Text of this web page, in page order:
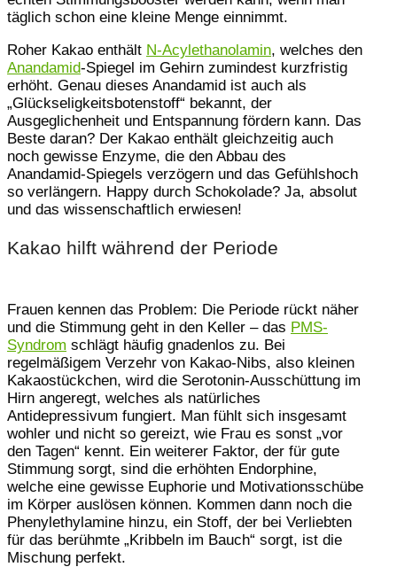
täglich schon eine kleine Menge einnimmt.
Roher Kakao enthält N-Acylethanolamin, welches den
Anandamid-Spiegel im Gehirn zumindest kurzfristig
erhöht. Genau dieses Anandamid ist auch als
„Glückseligkeitsbotenstoff“ bekannt, der
Ausgeglichenheit und Entspannung fördern kann. Das
Beste daran? Der Kakao enthält gleichzeitig auch
noch gewisse Enzyme, die den Abbau des
Anandamid-Spiegels verzögern und das Gefühlshoch
so verlängern. Happy durch Schokolade? Ja, absolut
und das wissenschaftlich erwiesen!
Kakao hilft während der Periode
Frauen kennen das Problem: Die Periode rückt näher
und die Stimmung geht in den Keller – das PMS-
Syndrom schlägt häufig gnadenlos zu. Bei
regelmäßigem Verzehr von Kakao-Nibs, also kleinen
Kakaostückchen, wird die Serotonin-Ausschüttung im
Hirn angeregt, welches als natürliches
Antidepressivum fungiert. Man fühlt sich insgesamt
wohler und nicht so gereizt, wie Frau es sonst „vor
den Tagen“ kennt. Ein weiterer Faktor, der für gute
Stimmung sorgt, sind die erhöhten Endorphine,
welche eine gewisse Euphorie und Motivationsschübe
im Körper auslösen können. Kommen dann noch die
Phenylethylamine hinzu, ein Stoff, der bei Verliebten
für das berühmte „Kribbeln im Bauch“ sorgt, ist die
Mischung perfekt.